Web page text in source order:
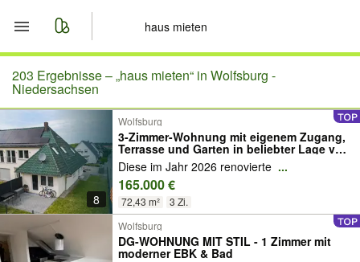
Start
Merkliste
Nachrichten
Anzeige aufgeben
203 Ergebnisse –„haus mieten“ in Wolfsburg -
Niedersachsen
8
Wolfsburg
3-Zimmer-Wohnung mit eigenem Zugang,
Terrasse und Garten in beliebter Lage von
Wolfsburg
Diese im Jahr 2026 renovierte ...
165.000 €
72,43 m² 3 Zi.
Wolfsburg
DG-WOHNUNG MIT STIL - 1 Zimmer mit
moderner EBK & Bad